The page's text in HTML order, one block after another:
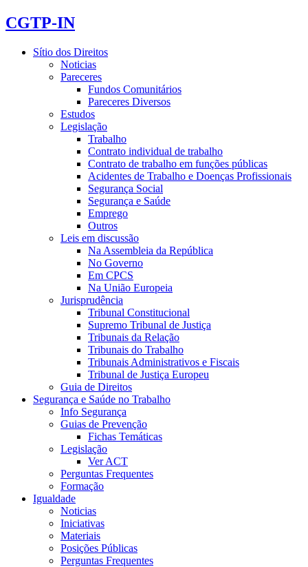
CGTP-IN
Sítio dos Direitos
Noticias
Pareceres
Fundos Comunitários
Pareceres Diversos
Estudos
Legislação
Trabalho
Contrato individual de trabalho
Contrato de trabalho em funções públicas
Acidentes de Trabalho e Doenças Profissionais
Segurança Social
Segurança e Saúde
Emprego
Outros
Leis em discussão
Na Assembleia da República
No Governo
Em CPCS
Na União Europeia
Jurisprudência
Tribunal Constitucional
Supremo Tribunal de Justiça
Tribunais da Relação
Tribunais do Trabalho
Tribunais Administrativos e Fiscais
Tribunal de Justiça Europeu
Guia de Direitos
Segurança e Saúde no Trabalho
Info Segurança
Guias de Prevenção
Fichas Temáticas
Legislação
Ver ACT
Perguntas Frequentes
Formação
Igualdade
Noticias
Iniciativas
Materiais
Posições Públicas
Perguntas Frequentes